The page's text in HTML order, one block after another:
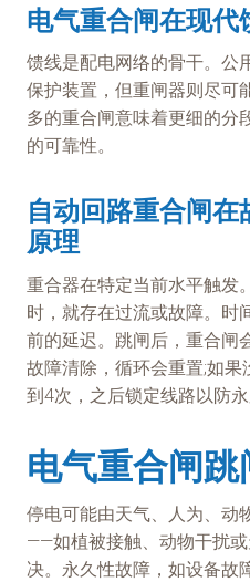
电气重合闸在现
馈线是配电网络的骨干。公
保护装置，但重闸器则尽可
多的重合闸意味着更细的分
的可靠性。
自动回路重合闸
原理
重合器在特定当前水平触发
时，就存在过流或故障。时
前的延迟。跳闸后，重合闸
故障清除，循环会重置;如
到4次，之后锁定线路以防永
电气重合闸
停电可能由天气、人为、动
——如植被接触、动物干扰
决。永久性故障，如设备故